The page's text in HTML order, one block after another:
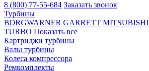
8 (800) 77-55-684 Заказать звонок
Турбины
BORGWARNER GARRETT MITSUBISHI
TURBO Показать все
Картриджи турбины
Валы турбины
Колеса компрессора
Ремкомплекты